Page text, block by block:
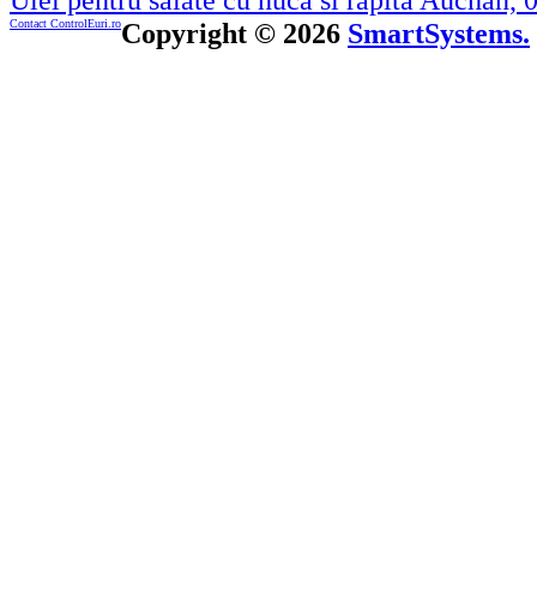
Contact ControlEuri.roCopyright © 2026 SmartSystems.